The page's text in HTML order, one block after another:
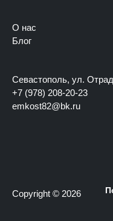
О нас
Блог
Севастополь, ул.
+7 (978) 208-20-23
emkost82@bk.ru
Copyright © 2026